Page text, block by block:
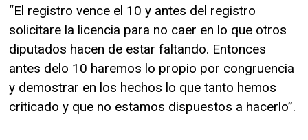
“El registro vence el 10 y antes del registro
solicitare la licencia para no caer en lo que otros
diputados hacen de estar faltando. Entonces
antes delo 10 haremos lo propio por congruencia
y demostrar en los hechos lo que tanto hemos
criticado y que no estamos dispuestos a hacerlo”.